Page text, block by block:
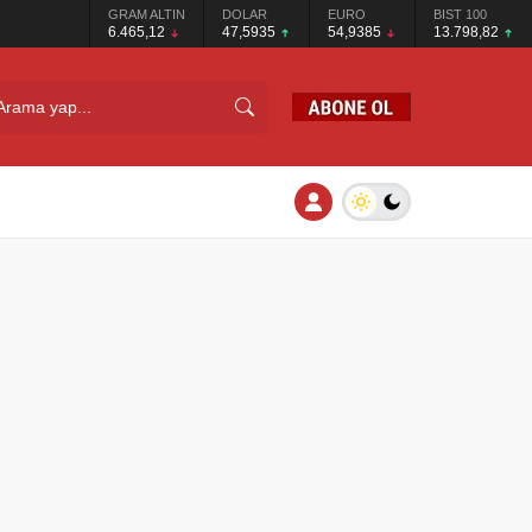
GRAM ALTIN
6.465,12
DOLAR
47,5935
EURO
54,9385
BIST 100
13.798,82